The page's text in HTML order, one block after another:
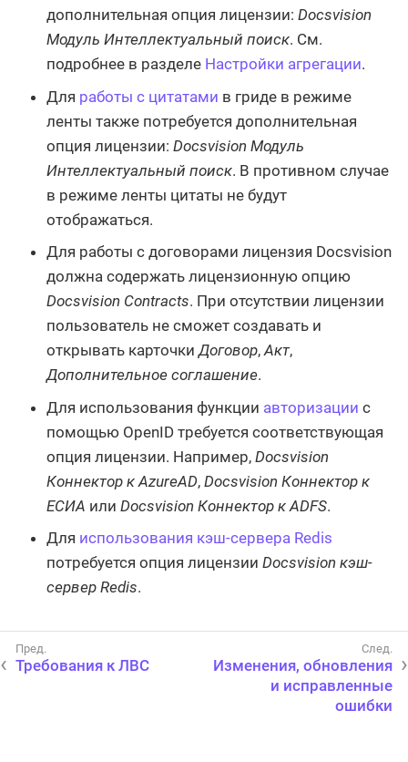
дополнительная опция лицензии: Docsvision
Модуль Интеллектуальный поиск. См.
подробнее в разделе Настройки агрегации.
Для работы с цитатами в гриде в режиме
ленты также потребуется дополнительная
опция лицензии: Docsvision Модуль
Интеллектуальный поиск. В противном случае
в режиме ленты цитаты не будут
отображаться.
Для работы с договорами лицензия Docsvision
должна содержать лицензионную опцию
Docsvision Contracts. При отсутствии лицензии
пользователь не сможет создавать и
открывать карточкиДоговор,Акт,
Дополнительное соглашение.
Для использования функции авторизации с
помощью OpenID требуется соответствующая
опция лицензии. Например, Docsvision
Коннектор к AzureAD, Docsvision Коннектор к
ЕСИА или Docsvision Коннектор к ADFS.
Для использования кэш-сервера Redis
потребуется опция лицензии Docsvision кэш-
сервер Redis.
Требования к ЛВС
Изменения, обновления
и исправленные
ошибки